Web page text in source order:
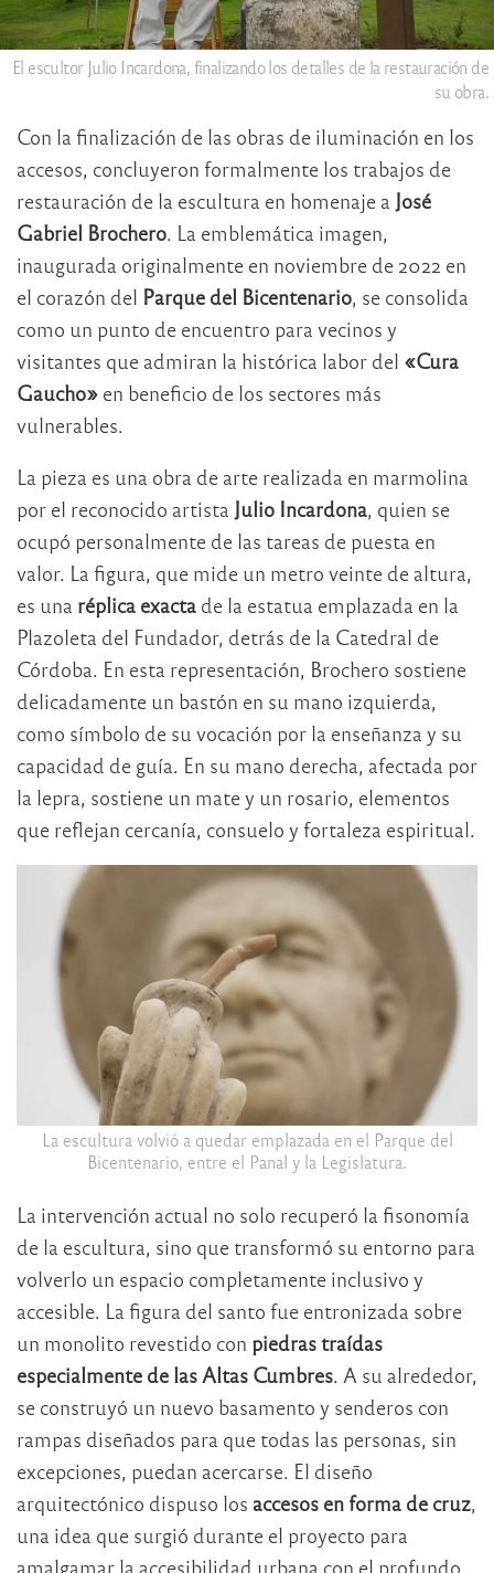
El escultor Julio Incardona, finalizando los detalles de la restauración de
su obra.
Con la finalización de las obras de iluminación en los
accesos, concluyeron formalmente los trabajos de
restauración de la escultura en homenaje a José
Gabriel Brochero. La emblemática imagen,
inaugurada originalmente en noviembre de 2022 en
el corazón del Parque del Bicentenario, se consolida
como un punto de encuentro para vecinos y
visitantes que admiran la histórica labor del «Cura
Gaucho» en beneficio de los sectores más
vulnerables.
La pieza es una obra de arte realizada en marmolina
por el reconocido artista Julio Incardona, quien se
ocupó personalmente de las tareas de puesta en
valor. La figura, que mide un metro veinte de altura,
es una réplica exacta de la estatua emplazada en la
Plazoleta del Fundador, detrás de la Catedral de
Córdoba. En esta representación, Brochero sostiene
delicadamente un bastón en su mano izquierda,
como símbolo de su vocación por la enseñanza y su
capacidad de guía. En su mano derecha, afectada por
la lepra, sostiene un mate y un rosario, elementos
que reflejan cercanía, consuelo y fortaleza espiritual.
La escultura volvió a quedar emplazada en el Parque del
Bicentenario, entre el Panal y la Legislatura.
La intervención actual no solo recuperó la fisonomía
de la escultura, sino que transformó su entorno para
volverlo un espacio completamente inclusivo y
accesible. La figura del santo fue entronizada sobre
un monolito revestido con piedras traídas
especialmente de las Altas Cumbres. A su alrededor,
se construyó un nuevo basamento y senderos con
rampas diseñados para que todas las personas, sin
excepciones, puedan acercarse. El diseño
arquitectónico dispuso los accesos en forma de cruz,
una idea que surgió durante el proyecto para
amalgamar la accesibilidad urbana con el profundo